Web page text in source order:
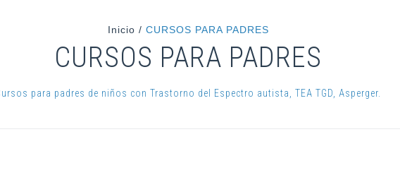
Inicio / CURSOS PARA PADRES
CURSOS PARA PADRES
para padres de niños con Trastorno del Espectro autista, TEA TGD, Asperger.